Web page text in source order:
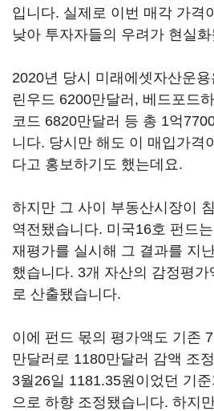
입니다. 실제로 이번 매각 가격
낮아 투자자들의 우려가 현실
2020년 당시 미래에셋자산운
린우드 6200만달러, 베드포드
코드 6820만달러 등 총 1억
니다. 당시만 해도 이 매입가격
다고 홍보하기도 했는데요.
하지만 그 사이 부동산시장이
역전됐습니다. 미국16호 펀드
재평가를 실시해 그 결과를 지
했습니다. 3개 자산의 감정평가
로 산출됐습니다.
이에 펀드 몫의 평가액도 기존
만달러로 1180만달러 감액 조
3월26일 1181.35원이었던 기
으로 하향 조정됐습니다. 하지